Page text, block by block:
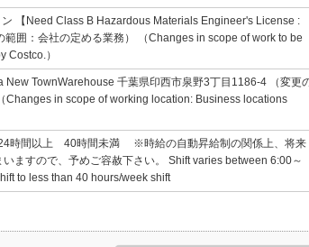
ン 【Need Class B Hazardous Materials Engineer's License :
範囲：会社の定める業務） （Changes in scope of work to be
Costco.）
New TownWarehouse 千葉県印西市泉野3丁目1186-4 （変更
Changes in scope of working location: Business locations
時間以上 40時間未満 ※時給の自動昇給制の関係上、将来
ますので、予めご容赦下さい。 Shift varies between 6:00～
to less than 40 hours/week shift